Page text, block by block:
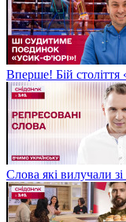
Вперше! Бій
Слова які вилучали